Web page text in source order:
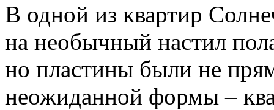
В одной из квартир
на необычный настил
но пластины были не
неожиданной формы –